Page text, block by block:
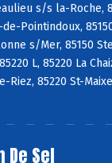
s/s la-Roche,
Pointindoux,
s/Mer, 85150
L, 85220 La
Riez, 85220 St-
De Sel